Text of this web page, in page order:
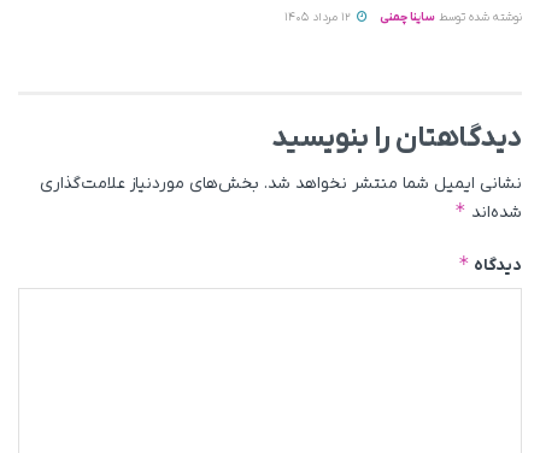
نوشته شده توسط ساینا چمنی
دیدگاهتان را بنویسید
نشانی ایمیل شما منتشر نخواهد شد. بخش‌های موردنیاز علامت‌گذاری
شده‌اند *
دیدگاه *